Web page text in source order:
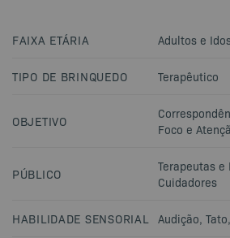
FAIXA ETÁRIA Adultos e
TIPO DE BRINQUEDO Terapêutico
OBJETIVO
Foco e
PÚBLICO Terapeutas e
Cuidadores
HABILIDADE SENSORIAL Audição Tato